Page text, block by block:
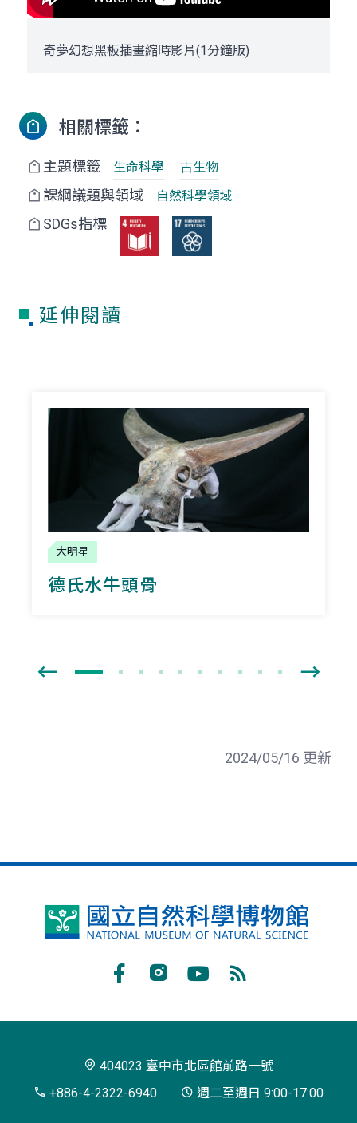
奇夢幻想黑板插畫縮時影片(1分鐘版)
相關標籤：
主題標籤 生命科學 古生物
課綱議題與領域 自然科學領域
SDGs指標
延伸閱讀
大明星
德氏水牛頭骨
2024/05/16 更新
國
博
閱
404023 臺中市北區館前路一號
+886-4-2322-6940
週二至週日 9:00-17:00